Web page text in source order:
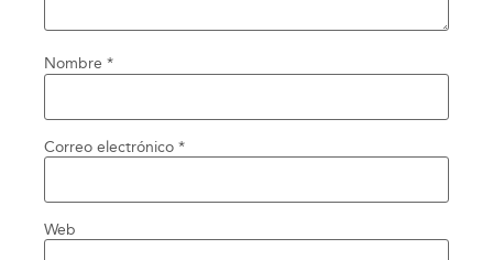
Nombre *
Correo electrónico *
Web